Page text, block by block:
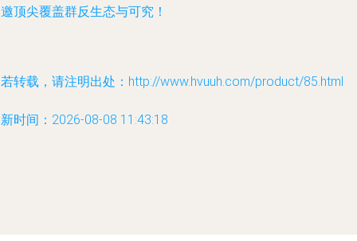
顶尖覆盖群反生态与可究！
转载，请注明出处：http://www.hvuuh.com/product/85.html
时间：2026-08-08 11:43:18